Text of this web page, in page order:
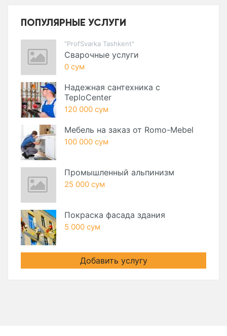
ПОПУЛЯРНЫЕ УСЛУГИ
"ProfSvarka Tashkent"
Сварочные услуги
0 сум
Надежная сантехника с
TeploCenter
120 000 сум
Мебель на заказ от Romo-Mebel
100 000 сум
Промышленный альпинизм
25 000 сум
Покраска фасада здания
5 000 сум
Добавить услугу